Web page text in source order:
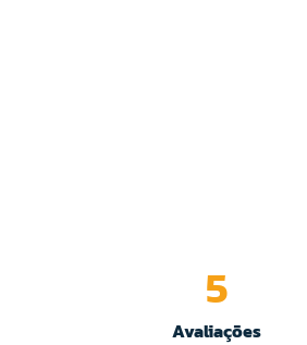
Avaliações
5